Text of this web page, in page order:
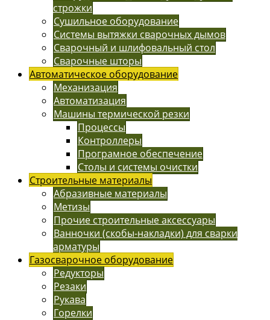
строжки
Сушильное оборудование
Системы вытяжки сварочных дымов
Сварочный и шлифовальный стол
Сварочные шторы
Автоматическое оборудование
Механизация
Автоматизация
Машины термической резки
Процессы
Контроллеры
Програмное обеспечение
Столы и системы очистки
Строительные материалы
Абразивные материалы
Метизы
Прочие строительные аксессуары
Ванночки (скобы-накладки) для сварки
арматуры
Газосварочное оборудование
Редукторы
Резаки
Рукава
Горелки